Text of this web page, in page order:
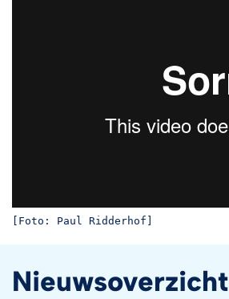
[Foto: Paul Ridderhof]
Nieuwsoverzicht